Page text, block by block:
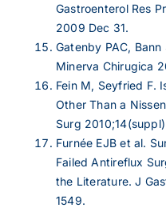
Gastroenterol Res
2009 Dec 31.
Gatenby PAC,
Minerva Chirugica
Fein M, Seyfried F.
Other Than a
Surg
Furnée EJB et al.
Failed Antireflux
the Literature. J
1549.